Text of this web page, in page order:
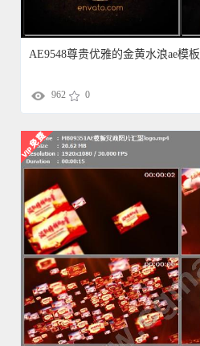
AE9548尊贵优雅的金黄水浪ae模板
962 0